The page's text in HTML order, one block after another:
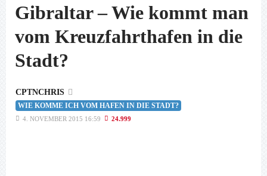
i
g
a
i
n
g
Gibraltar – Wie kommt man
vom Kreuzfahrthafen in die
Stadt?
CPTNCHRIS
WIE KOMME ICH VOM HAFEN IN DIE STADT?
4. NOVEMBER 2015 16:59 24.999